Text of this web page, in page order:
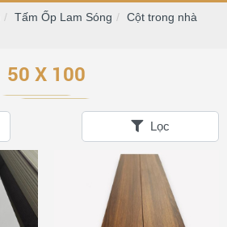
Tấm Ốp Lam Sóng
Cột trong nhà
50 X 100
Lọc